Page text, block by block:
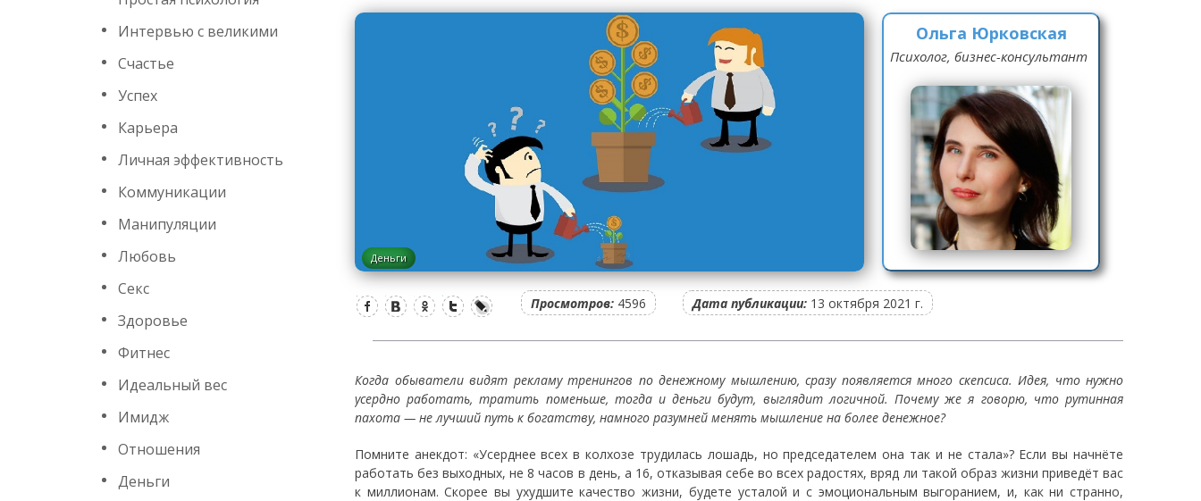
Интервью с великими
Счастье
Успех
Карьера
Личная эффективность
Коммуникации
Манипуляции
Любовь
Секс
Здоровье
Фитнес
Идеальный вес
Имидж
Отношения
Деньги
Деньги
Ольга Юрковская
Психолог, бизнес-консультант
Просмотров: 4596 Дата публикации: 13 октября 2021 г.
Когда обыватели видят рекламу тренингов по денежному мышлению, сразу появляется много скепсиса. Идея, что нужно
усердно работать, тратить поменьше, тогда и деньги будут, выглядит логичной. Почему же я говорю, что рутинная
пахота — не лучший путь к богатству, намного разумней менять мышление на более денежное?
Помните анекдот: «Усерднее всех в колхозе трудилась лошадь, но председателем она так и не стала»? Если вы начнёте
работать без выходных, не 8 часов в день, а 16, отказывая себе во всех радостях, вряд ли такой образ жизни приведёт вас
к миллионам. Скорее вы ухудшите качество жизни, будете усталой и с эмоциональным выгоранием, и, как ни странно,